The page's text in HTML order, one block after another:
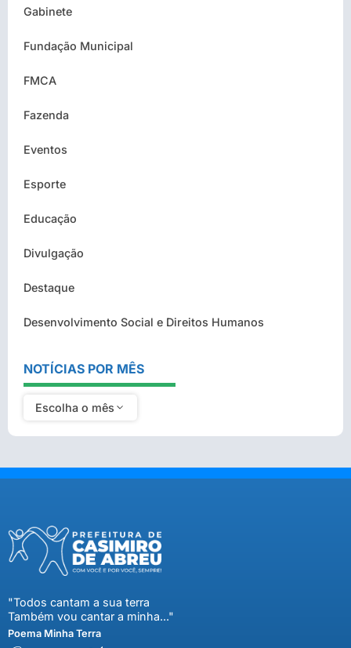
Gabinete
Fundação Municipal
FMCA
Fazenda
Eventos
Esporte
Educação
Divulgação
Destaque
Desenvolvimento Social e Direitos Humanos
NOTÍCIAS POR MÊS
Escolha o mês
"Todos cantam a sua terra
Também vou cantar a minha..."
Poema Minha Terra